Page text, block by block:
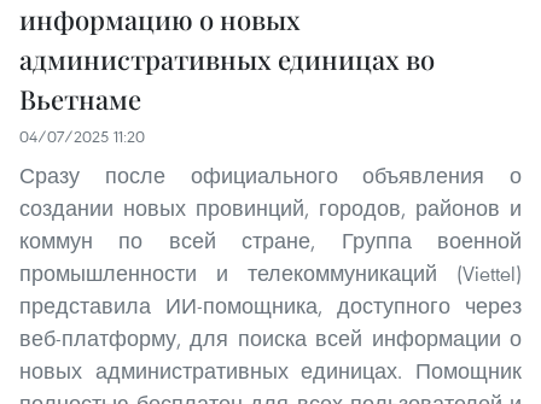
информацию о новых
административных единицах во
Вьетнаме
04/07/2025 11:20
Сразу после официального объявления о
создании новых провинций, городов, районов и
коммун по всей стране, Группа военной
промышленности и телекоммуникаций (Viettel)
представила ИИ-помощника, доступного через
веб-платформу, для поиска всей информации о
новых административных единицах. Помощник